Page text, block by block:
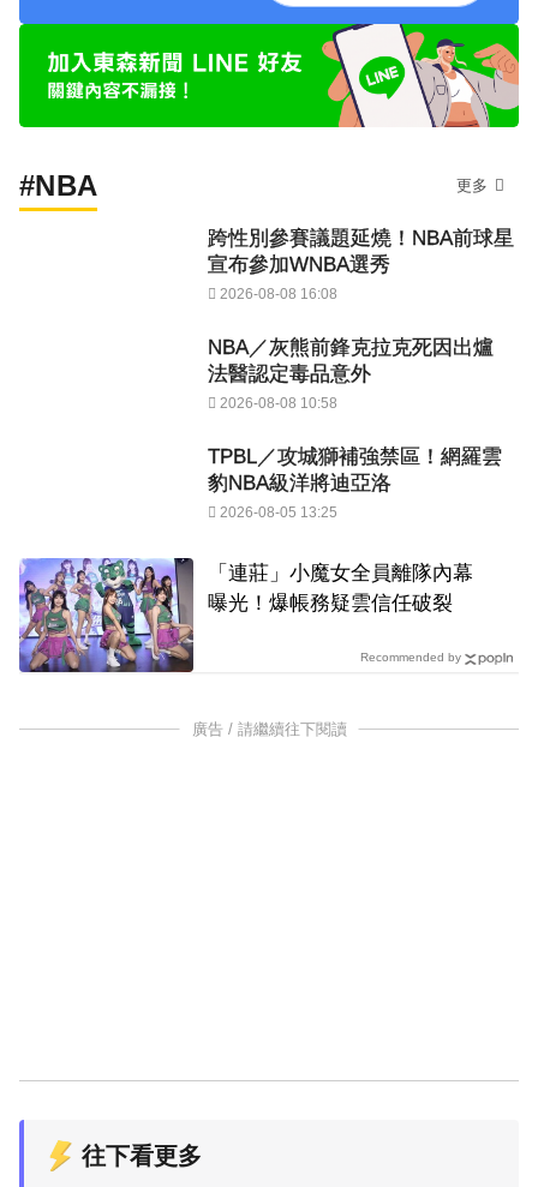
#NBA 更多
跨性別參賽議題延燒！NBA前球星
宣布參加WNBA選秀
2026-08-08 16:08
NBA／灰熊前鋒克拉克死因出爐
法醫認定毒品意外
2026-08-08 10:58
TPBL／攻城獅補強禁區！網羅雲
豹NBA級洋將迪亞洛
2026-08-05 13:25
「連莊」小魔女全員離隊內幕
曝光！爆帳務疑雲信任破裂
Recommended by
廣告 / 請繼續往下閱讀
往下看更多